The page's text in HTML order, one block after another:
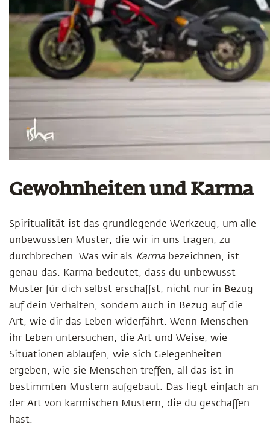
Gewohnheiten und Karma
Spiritualität ist das grundlegende Werkzeug, um alle
unbewussten Muster, die wir in uns tragen, zu
durchbrechen. Was wir als Karma bezeichnen, ist
genau das. Karma bedeutet, dass du unbewusst
Muster für dich selbst erschaffst, nicht nur in Bezug
auf dein Verhalten, sondern auch in Bezug auf die
Art, wie dir das Leben widerfährt. Wenn Menschen
ihr Leben untersuchen, die Art und Weise, wie
Situationen ablaufen, wie sich Gelegenheiten
ergeben, wie sie Menschen treffen, all das ist in
bestimmten Mustern aufgebaut. Das liegt einfach an
der Art von karmischen Mustern, die du geschaffen
hast.